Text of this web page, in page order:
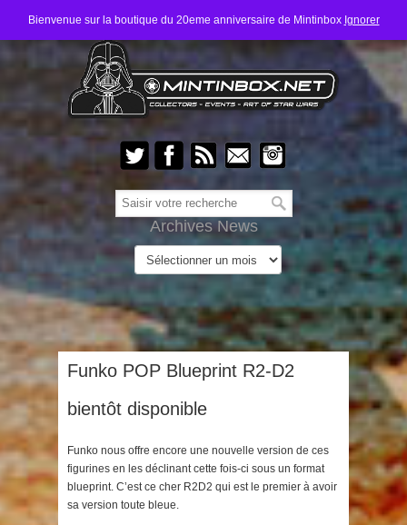
Bienvenue sur la boutique du 20eme anniversaire de Mintinbox Ignorer
Archives News
Funko POP Blueprint R2-D2
bientôt disponible
Funko nous offre encore une nouvelle version de ces
figurines en les déclinant cette fois-ci sous un format
blueprint. C’est ce cher R2D2 qui est le premier à avoir
sa version toute bleue.